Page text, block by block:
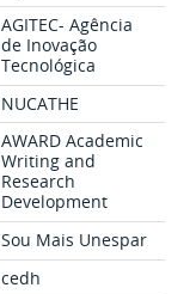
AGITEC- Agência
de Inovação
Tecnológica
NUCATHE
AWARD Academic
Writing and
Research
Development
Sou Mais Unespar
cedh